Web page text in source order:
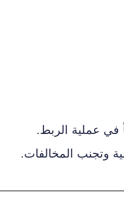
في عملية الربط.
وتجنب المخالفات.